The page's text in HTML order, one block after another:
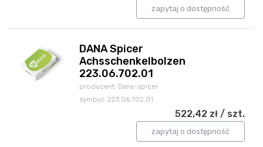
zapytaj o dostępność
DANA Spicer
Achsschenkelbolzen
223.06.702.01
producent: Dana-spicer
symbol: 223.06.702.01
522,42 zł / szt.
zapytaj o dostępność